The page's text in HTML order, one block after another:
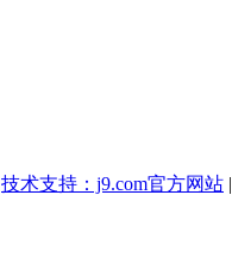
技术支持：j9.com官方网站 |